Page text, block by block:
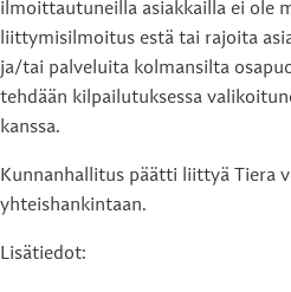
ilmoittautuneilla asiakkailla ei ole
liittymisilmoitus estä tai rajoita
ja/tai palveluita kolmansilta
tehdään kilpailutuksessa
kanssa.
Kunnanhallitus päätti liittyä Tiera
yhteishankintaan.
Lisätiedot: